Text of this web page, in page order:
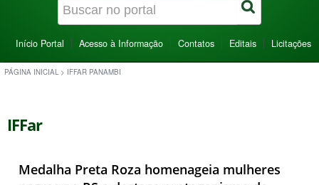
Início Portal Acesso à Informação Contatos Editais Licitações
PÁGINA INICIAL > IFFAR PANAMBI
IFFar
Medalha Preta Roza homenageia mulheres